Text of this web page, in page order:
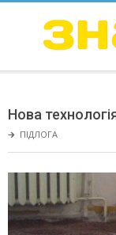
ЗНАЮ
Menu
Нова
🡲 ПІДЛОГА